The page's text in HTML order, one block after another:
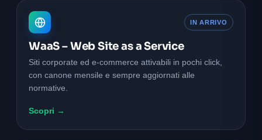
IN ARRIVO
WaaS – Web Site as a Service
Siti corporate ed e-commerce attivabili in pochi click,
con canone mensile e sempre aggiornati alle
normative.
Scopri →